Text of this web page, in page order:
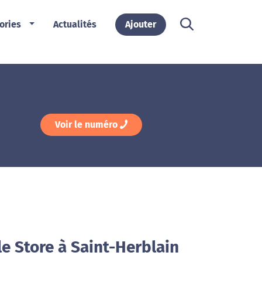
Actualités Ajouter
Voir le numéro
Store à Saint-Herblain